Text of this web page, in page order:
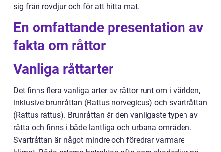
sig från rovdjur och för att hitta mat.
En omfattande presentation av
fakta om råttor
Vanliga råttarter
Det finns flera vanliga arter av råttor runt om i världen,
inklusive brunråttan (Rattus norvegicus) och svartråttan
(Rattus rattus). Brunråttan är den vanligaste typen av
råtta och finns i både lantliga och urbana områden.
Svartråttan är något mindre och föredrar varmare